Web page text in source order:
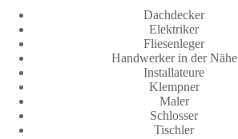
Dachdecker
Elektriker
Fliesenleger
Handwerker in der Nähe
Installateure
Klempner
Maler
Schlosser
Tischler